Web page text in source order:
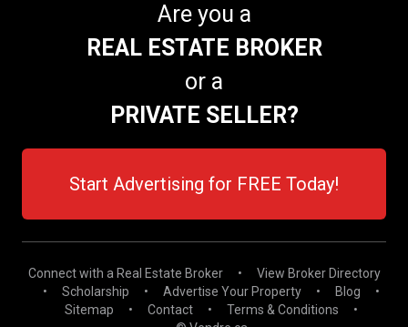
Are you a
REAL ESTATE BROKER
or a
PRIVATE SELLER?
Start Advertising for FREE Today!
Connect with a Real Estate Broker •
View Broker Directory
•
Scholarship • Advertise Your Property • Blog
•
Sitemap
• Contact • Terms & Conditions
•